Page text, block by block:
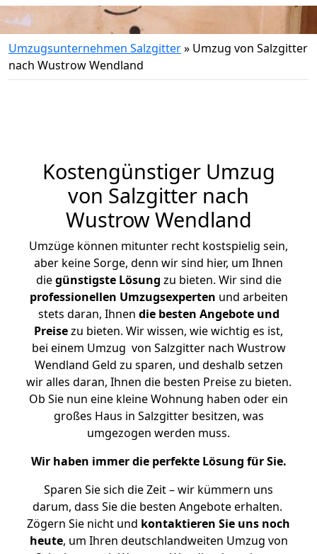
Umzugsunternehmen Salzgitter» Umzug von Salzgitter
nach Wustrow Wendland
Kostengünstiger Umzug
von Salzgitter nach
Wustrow Wendland
Umzüge können mitunter recht kostspielig sein,
aber keine Sorge, denn wir sind hier, um Ihnen
diegünstigste Lösung zu bieten. Wir sind die
professionellen Umzugsexperten und arbeiten
stets daran, Ihnen die besten Angebote und
Preisezu bieten. Wir wissen, wie wichtig es ist,
bei einem Umzug von Salzgitter nach Wustrow
Wendland Geld zu sparen, und deshalb setzen
wir alles daran, Ihnen die besten Preise zu bieten.
Ob Sie nun eine kleine Wohnung haben oder ein
großes Haus in Salzgitter besitzen, was
umgezogen werden muss.
Wir haben immer die perfekte Lösung für Sie.
Sparen Sie sich die Zeit – wir kümmern uns
darum, dass Sie die besten Angebote erhalten.
Zögern Sie nicht und kontaktieren Sie uns noch
heute, um Ihren deutschlandweiten Umzug von